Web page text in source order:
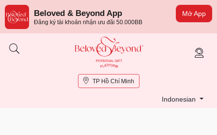
Mở App
Beloved & Beyond App
Đăng ký tài khoản nhận ưu đãi 50.000BB
TP Hồ Chí Minh
Indonesian